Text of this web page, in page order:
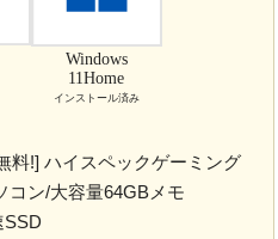
Windows
11Home
インストール済み
料!] ハイスペックゲーミング
コン/大容量64GBメモ
SSD